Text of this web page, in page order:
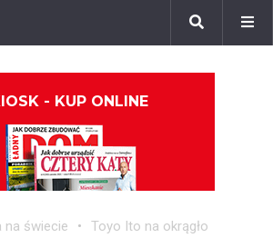
- KUP ONLINE
na świecie Toyo Ito na okrągło